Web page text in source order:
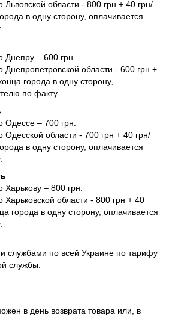
Львовской области - 800 грн + 40 грн/
в одну сторону, оплачивается
Днепру – 600 грн.
Днепропетровской области - 600 грн +
города в одну сторону,
по факту.
Одессе – 700 грн.
Одесской области - 700 грн + 40 грн/
в одну сторону, оплачивается
Харькову – 800 грн.
Харьковской области - 800 грн + 40
города в одну сторону, оплачивается
службами по всей Украине по тарифу
службы.
в день возврата товара или, в